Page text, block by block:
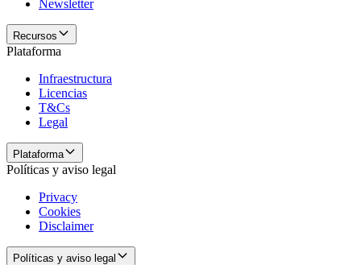
Newsletter
Recursos
Plataforma
Infraestructura
Licencias
T&Cs
Legal
Plataforma
Políticas y aviso legal
Privacy
Cookies
Disclaimer
Políticas y aviso legal